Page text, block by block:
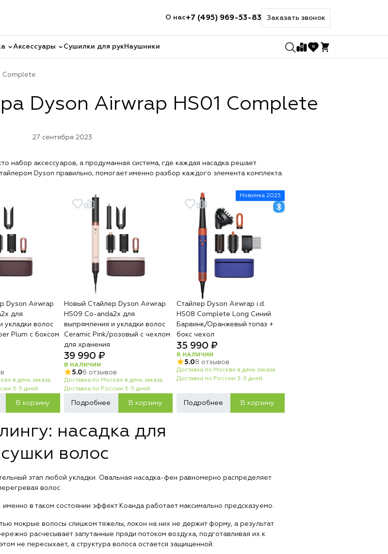
О нас+7 (495) 969-53-83 Заказать звонок
Аксессуары Сушилки для рукНаушники 0 0
Complete
Dyson Airwrap HS01 Complete
27 сентября 2023
набор аксессуаров, а продуманная система, где каждая насадка решает
Dyson правильно, помогает именно разбор каждого элемента комплекта.
Dyson Airwrap
для
укладки волос
Plum с боксом
в день заказа.
3-5 дней.
В корзину
Новый Стайлер Dyson Airwrap
HS09 Co-anda2x для
выпрямления и укладки волос
Ceramic Pink/розовый с чехлом
для хранения
39 990 ₽
В НАЛИЧИИ
5.06 отзывов
Доставка по Москве в день заказа.
Доставка по России 3-5 дней.
Подробнее В корзину
Новинка 2025
Стайлер Dyson Airwrap i.d.
HS08 Complete Long Синий
Барвинк/Оранжевый топаз +
бокс чехол
35 990 ₽
В НАЛИЧИИ
5.08 отзывов
Доставка по Москве в день заказа.
Доставка по России 3-5 дней.
Подробнее В корзину
насадка для
волос
этап любой укладки. Овальная насадка-фен равномерно распределяет
волос.
в таком состоянии эффект Коанда работает максимально предсказуемо.
мокрые волосы слишком тяжелы, локон на них не держит форму, а результат
расчесывает запутанные пряди потоком воздуха, подготавливая их к
не пересыхает, а структура волоса остается защищенной.